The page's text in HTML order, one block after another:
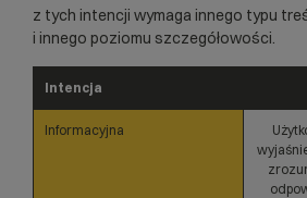
z tych intencji wymaga innego typu
i innego poziomu szczegółowości.
Intencja
Informacyjna